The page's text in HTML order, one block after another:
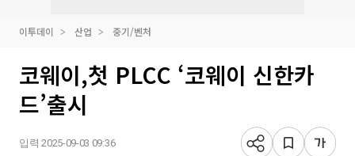
이투데이 산업 중기/벤처
코웨이,첫 PLCC ‘코웨이 신한카
드’출시
입력 2025-09-03 09:36